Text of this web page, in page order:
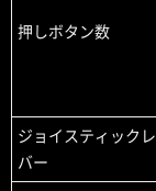
押しボタン数
ジョイスティックレ
バー